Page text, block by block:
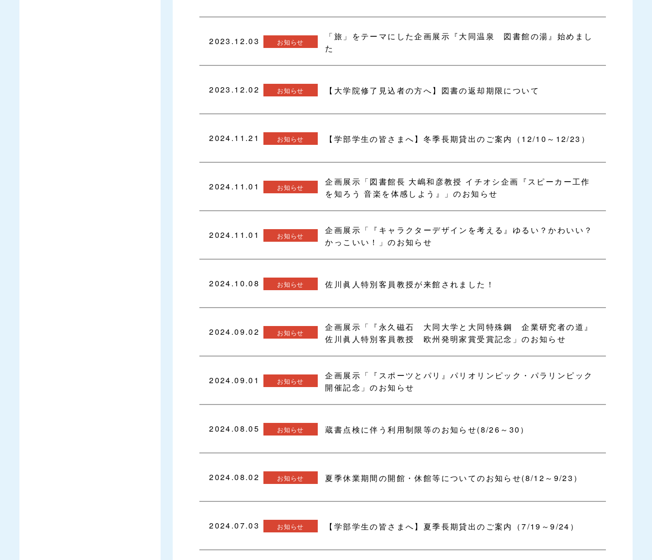
2023.12.03 お知らせ
「旅」をテーマにした企画展示『大同温泉 図書館の湯』始めまし
た
2023.12.02 お知らせ 【大学院修了見込者の方へ】図書の返却期限について
2024.11.21 お知らせ 【学部学生の皆さまへ】冬季長期貸出のご案内（12/10～12/23）
2024.11.01 お知らせ
企画展示「図書館長 大嶋和彦教授 イチオシ企画『スピーカー工作
を知ろう 音楽を体感しよう』」のお知らせ
2024.11.01 お知らせ
企画展示「『キャラクターデザインを考える』ゆるい？かわいい？
かっこいい！」のお知らせ
2024.10.08 お知らせ 佐川眞人特別客員教授が来館されました！
2024.09.02 お知らせ
企画展示「『永久磁石 大同大学と大同特殊鋼 企業研究者の道』
佐川眞人特別客員教授 欧州発明家賞受賞記念」のお知らせ
2024.09.01 お知らせ
企画展示「『スポーツとパリ』パリオリンピック・パラリンピック
開催記念」のお知らせ
2024.08.05 お知らせ 蔵書点検に伴う利用制限等のお知らせ(8/26～30）
2024.08.02 お知らせ 夏季休業期間の開館・休館等についてのお知らせ(8/12～9/23）
2024.07.03 お知らせ 【学部学生の皆さまへ】夏季長期貸出のご案内（7/19～9/24）